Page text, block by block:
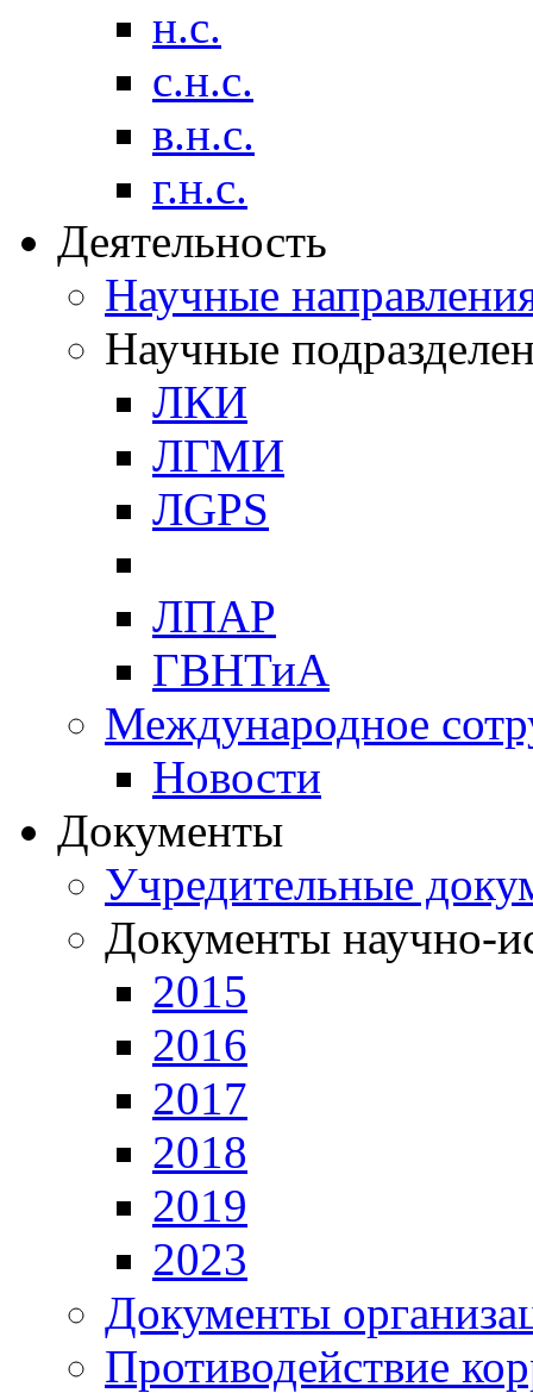
н.с.
с.н.с.
в.н.с.
г.н.с.
Деятельность
Научные
Научные
ЛКИ
ЛГМИ
ЛGPS
ЛПАР
ГВНТиА
Международное
Новости
Документы
Учредительные
Документы научно-
2015
2016
2017
2018
2019
2023
Документы
Противодействие